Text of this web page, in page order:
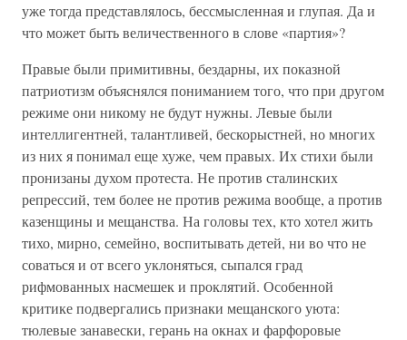
уже тогда представлялось, бессмысленная и глупая. Да и
что может быть величественного в слове «партия»?
Правые были примитивны, бездарны, их показной
патриотизм объяснялся пониманием того, что при другом
режиме они никому не будут нужны. Левые были
интеллигентней, талантливей, бескорыстней, но многих
из них я понимал еще хуже, чем правых. Их стихи были
пронизаны духом протеста. Не против сталинских
репрессий, тем более не против режима вообще, а против
казенщины и мещанства. На головы тех, кто хотел жить
тихо, мирно, семейно, воспитывать детей, ни во что не
соваться и от всего уклоняться, сыпался град
рифмованных насмешек и проклятий. Особенной
критике подвергались признаки мещанского уюта:
тюлевые занавески, герань на окнах и фарфоровые